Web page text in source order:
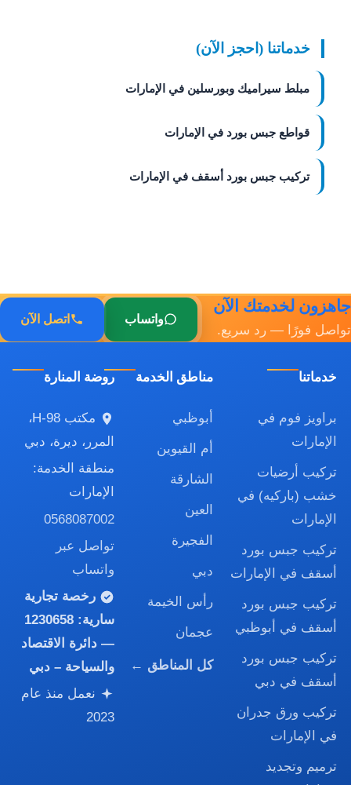
خدماتنا (احجز الآن)
مبلط سيراميك وبورسلين في الإمارات
قواطع جبس بورد في الإمارات
تركيب جبس بورد أسقف في الإمارات
جاهزون لخدمتك الآن
تواصل فورًا — رد سريع.
واتساب اتصل الآن
خدماتنا
براويز فوم في
الإمارات
تركيب أرضيات
خشب (باركيه) في
الإمارات
تركيب جبس بورد
أسقف في الإمارات
تركيب جبس بورد
أسقف في أبوظبي
تركيب جبس بورد
أسقف في دبي
تركيب ورق جدران
في الإمارات
ترميم وتجديد
مناطق الخدمة
أبوظبي
أم القيوين
الشارقة
العين
الفجيرة
دبي
رأس الخيمة
عجمان
كل المناطق ←
روضة المنارة
مكتب H-98،
المرر، ديرة، دبي
منطقة الخدمة:
الإمارات
0568087002
تواصل عبر
واتساب
رخصة تجارية
سارية:1230658
— دائرة الاقتصاد
والسياحة – دبي
نعمل منذ عام
2023